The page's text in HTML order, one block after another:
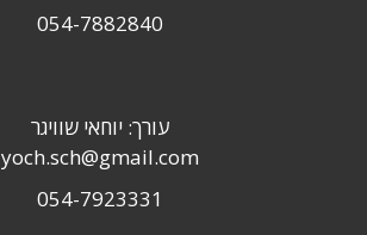
054-7882840
עורך: יוחאי שוויגר
yoch.sch@gmail.com
054-7923331